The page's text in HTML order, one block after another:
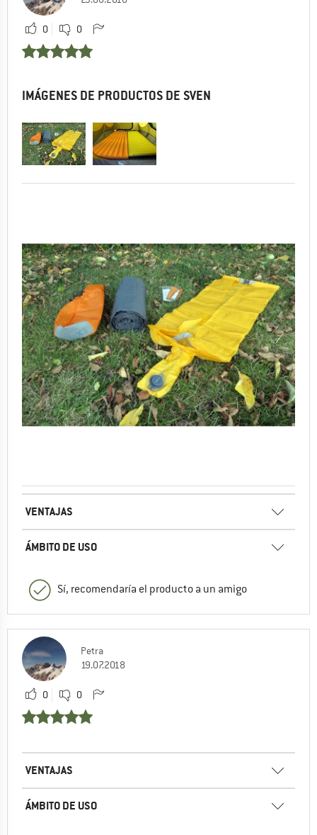
0 0
IMÁGENES DE PRODUCTOS DE SVEN
VENTAJAS
ÁMBITO DE USO
Sí, recomendaría el producto a un amigo
Petra
19.07.2018
0 0
VENTAJAS
ÁMBITO DE USO